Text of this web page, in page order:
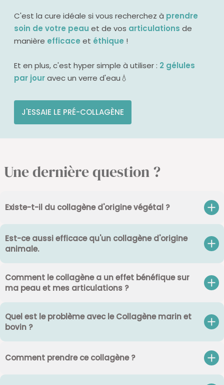
C'est la cure idéale si vous recherchez à prendre
soin de votre peau et de vos articulations de
manière efficace et éthique !
Et en plus, c'est hyper simple à utiliser : 2 gélules
par jouravec un verre d'eau💧
J'ESSAIE LE PRÉ-COLLAGÈNE
Une dernière question ?
Existe-t-il du collagène d'origine végétal ?​
Est-ce aussi efficace qu'un collagène d'origine
animale.
Comment le collagène a un effet bénéfique sur
ma peau et mes articulations ?
Quel est le problème avec le Collagène marin et
bovin ?
Comment prendre ce collagène ?